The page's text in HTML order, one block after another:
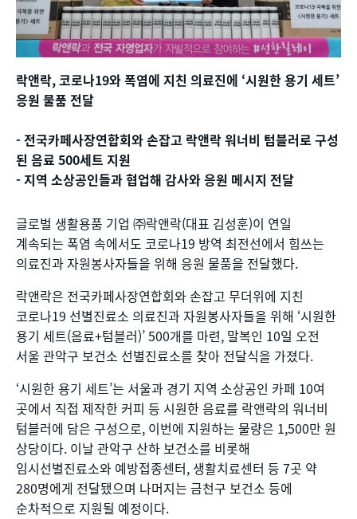
락앤락, 코로나19와 폭염에 지친 의료진에 ‘시원한 용기 세트’
응원 물품 전달
- 전국카페사장연합회와 손잡고 락앤락 워너비 텀블러로 구성
된 음료 500세트 지원
- 지역 소상공인들과 협업해 감사와 응원 메시지 전달
글로벌 생활용품 기업 ㈜락앤락(대표 김성훈)이 연일
계속되는 폭염 속에서도 코로나19 방역 최전선에서 힘쓰는
의료진과 자원봉사자들을 위해 응원 물품을 전달했다.
락앤락은 전국카페사장연합회와 손잡고 무더위에 지친
코로나19 선별진료소 의료진과 자원봉사자들을 위해 ‘시원한
용기 세트(음료+텀블러)’ 500개를 마련, 말복인 10일 오전
서울 관악구 보건소 선별진료소를 찾아 전달식을 가졌다.
‘시원한 용기 세트’는 서울과 경기 지역 소상공인 카페 10여
곳에서 직접 제작한 커피 등 시원한 음료를 락앤락의 워너비
텀블러에 담은 구성으로, 이번에 지원하는 물량은 1,500만 원
상당이다. 이날 관악구 산하 보건소를 비롯해
임시선별진료소와 예방접종센터, 생활치료센터 등 7곳 약
280명에게 전달됐으며 나머지는 금천구 보건소 등에
순차적으로 지원될 예정이다.